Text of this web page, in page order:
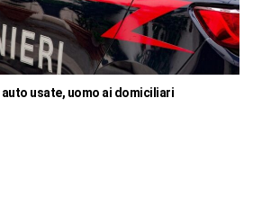
usate, uomo ai domiciliari